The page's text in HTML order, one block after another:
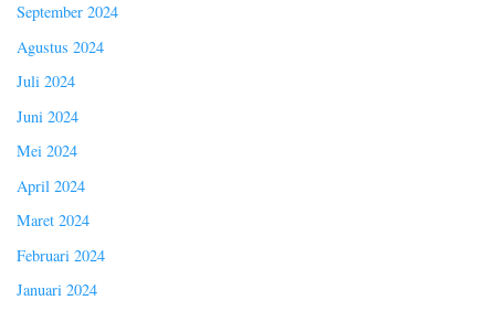
September 2024
Agustus 2024
Juli 2024
Juni 2024
Mei 2024
April 2024
Maret 2024
Februari 2024
Januari 2024